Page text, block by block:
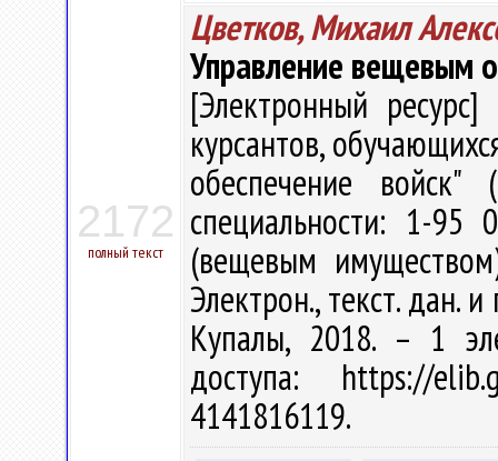
2172
полный текст
Цветков, Михаил
Управление вещевым
[Электронный
курсантов,
обеспечение
специальности: 1-95
(вещевым
Электрон., текст. дан.
Купалы, 2018. – 1
доступа: https://
4141816119.